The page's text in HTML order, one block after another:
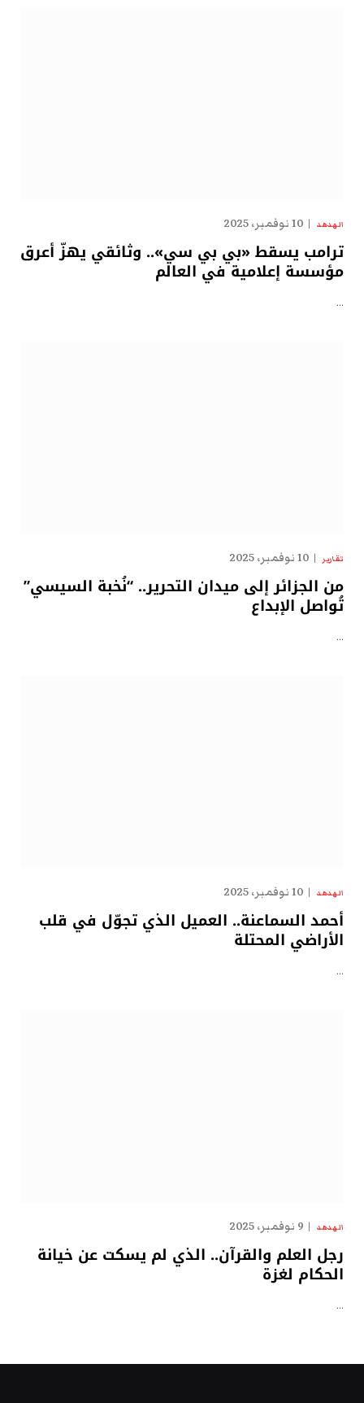
الهدهد 10 نوفمبر، 2025
ترامب يسقط «بي بي سي».. وثائقي يهزّ أعرق
مؤسسة إعلامية في العالم
…
تقارير 10 نوفمبر، 2025
من الجزائر إلى ميدان التحرير.. “نُخبة السيسي”
تُواصل الإبداع
…
الهدهد 10 نوفمبر، 2025
أحمد السماعنة.. العميل الذي تجوّل في قلب
الأراضي المحتلة
…
الهدهد 9 نوفمبر، 2025
رجل العلم والقرآن.. الذي لم يسكت عن خيانة
الحكام لغزة
…